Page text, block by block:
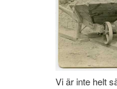
Vi är inte helt